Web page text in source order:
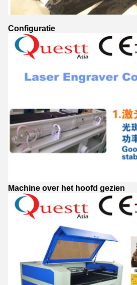
Configuratie
Machine over het hoofd gezien